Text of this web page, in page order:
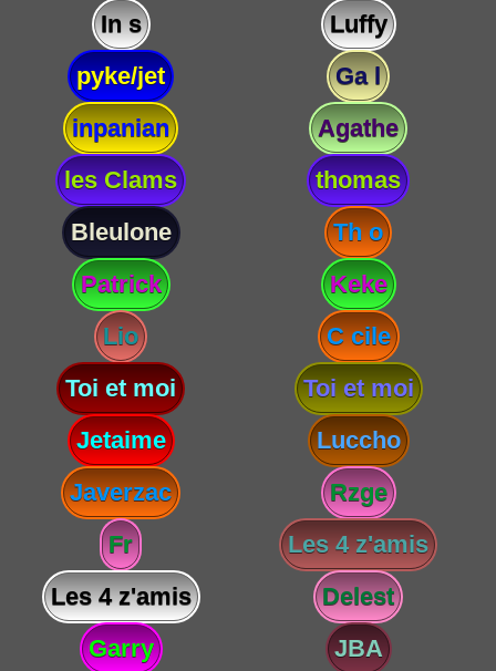
In s
Luffy
pyke/jet
Ga l
inpanian
Agathe
les Clams
thomas
Bleulone
Th o
Patrick
Keke
Lio
C cile
Toi et moi
Toi et moi
Jetaime
Luccho
Javerzac
Rzge
Fr
Les 4 z'amis
Les 4 z'amis
Delest
Garry
JBA